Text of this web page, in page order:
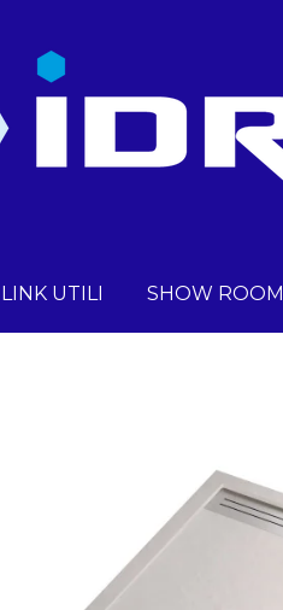
LINK UTILI SHOW ROOM